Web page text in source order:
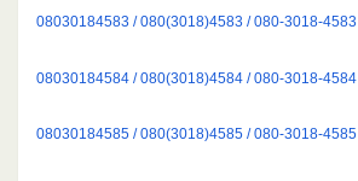
08030184583 / 080(3018)4583 / 080-3018-4583
08030184584 / 080(3018)4584 / 080-3018-4584
08030184585 / 080(3018)4585 / 080-3018-4585